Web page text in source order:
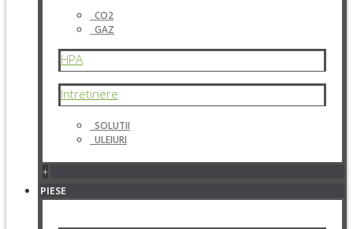
CO2
GAZ
HPA
Intretinere
SOLUTII
ULEIURI
+
PIESE